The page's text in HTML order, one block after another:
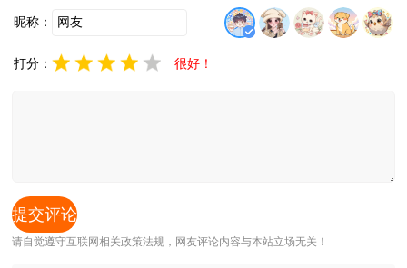
昵称：
打分： 很好！
请自觉遵守互联网相关政策法规，网友评论内容与本站立场无关！